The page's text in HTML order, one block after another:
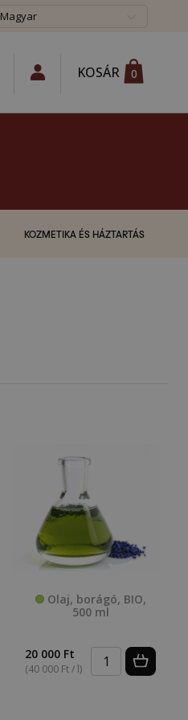
Magyar
KOSÁR 0
KOZMETIKA ÉS HÁZTARTÁS
Olaj, borágó, BIO,
500 ml
20 000 Ft
(40 000 Ft / l)